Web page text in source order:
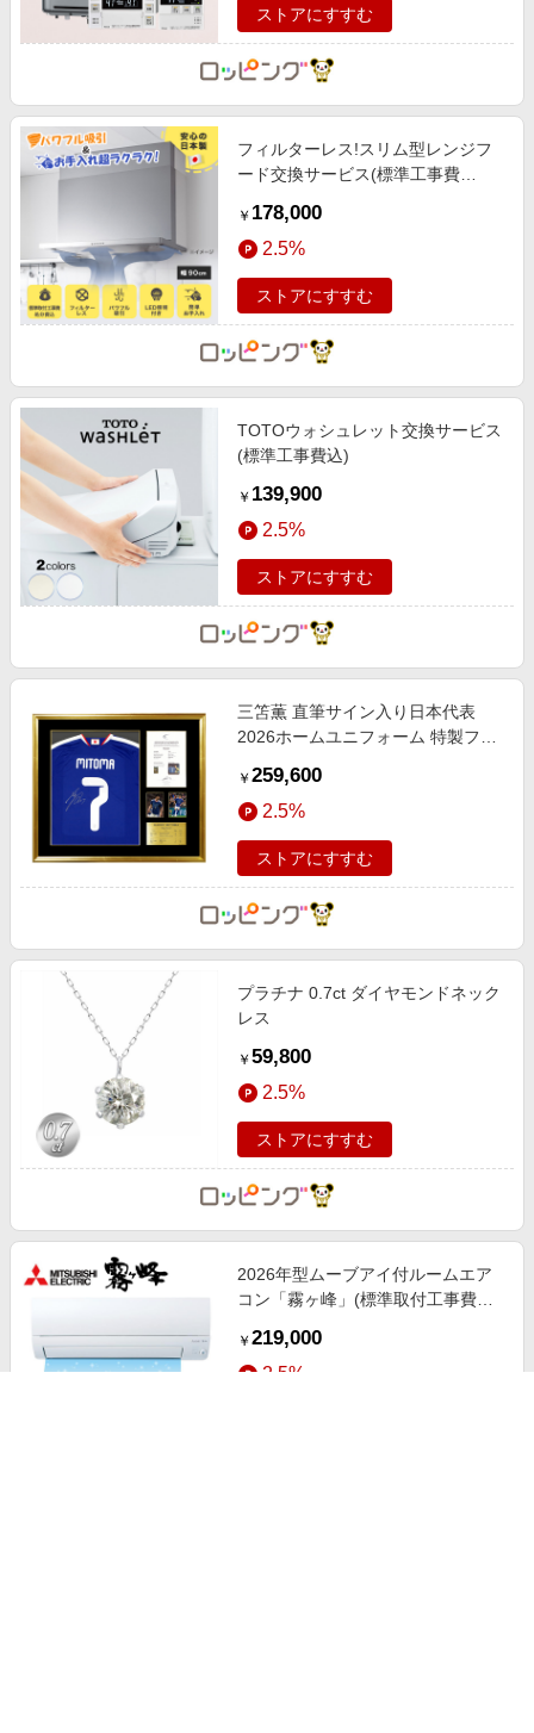
ストアにすすむ
フィルターレス!スリム型レンジフ
ード交換サービス(標準工事費
￥ 178,000
2.5%
ストアにすすむ
TOTOウォシュレット交換サービス
(標準工事費込)
￥ 139,900
2.5%
ストアにすすむ
三笘薫 直筆サイン入り日本代表
2026ホームユニフォーム 特製フレ
￥ 259,600
2.5%
ストアにすすむ
プラチナ 0.7ct ダイヤモンドネック
レス
￥ 59,800
2.5%
ストアにすすむ
2026年型ムーブアイ付ルームエア
コン「霧ヶ峰」(標準取付工事費用
￥ 219,000
2.5%